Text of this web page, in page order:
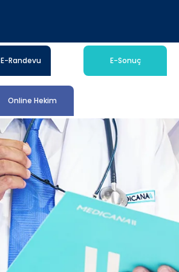
E-Randevu E-Sonuç
Online Hekim